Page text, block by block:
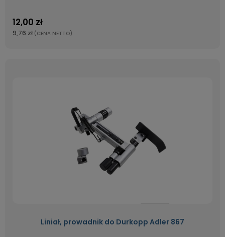
12,00 zł
9,76 zł (CENA NETTO)
Liniał, prowadnik do Durkopp Adler 867